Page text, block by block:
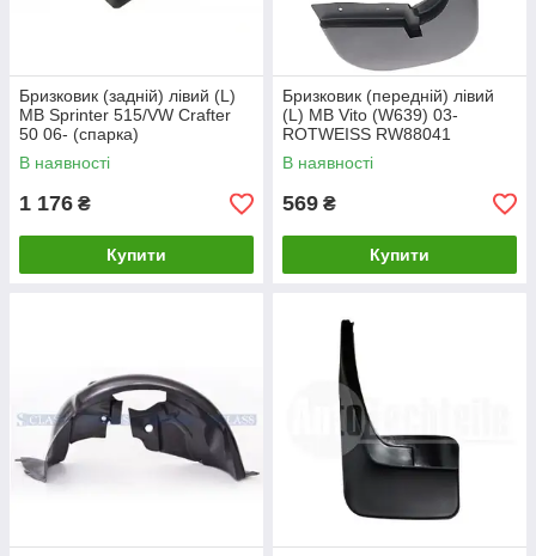
Бризковик (задній) лівий (L)
MB Sprinter 515/VW Crafter
50 06- (спарка)
В наявності
1 176 ₴
Купити
Бризковик (передній) лівий
(L) MB Vito (W639) 03-
ROTWEISS RW88041
В наявності
569 ₴
Купити